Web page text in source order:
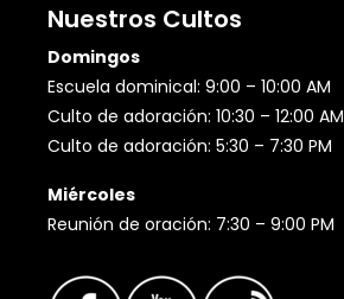
Nuestros Cultos
Domingos
Escuela dominical: 9:00 – 10:00 AM
Culto de adoración: 10:30 – 12:00 AM
Culto de adoración: 5:30 – 7:30 PM
Miércoles
Reunión de oración: 7:30 – 9:00 PM